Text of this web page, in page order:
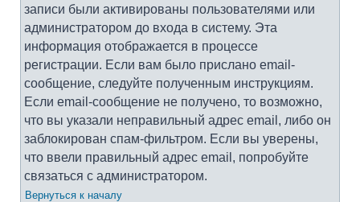
записи были активированы пользователями или
администратором до входа в систему. Эта
информация отображается в процессе
регистрации. Если вам было прислано email-
сообщение, следуйте полученным инструкциям.
Если email-сообщение не получено, то возможно,
что вы указали неправильный адрес email, либо он
заблокирован спам-фильтром. Если вы уверены,
что ввели правильный адрес email, попробуйте
связаться с администратором.
Вернуться к началу